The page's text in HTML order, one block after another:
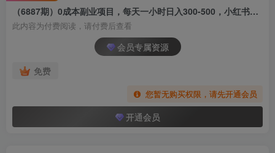
（6887期）0成本副业项目，每天一小时日入300-500，小红书虚拟资源变现（教程+素材）
此内容为付费阅读，请付费后查看
会员专属资源
免费
您暂无购买权限，请先开通会员
开通会员